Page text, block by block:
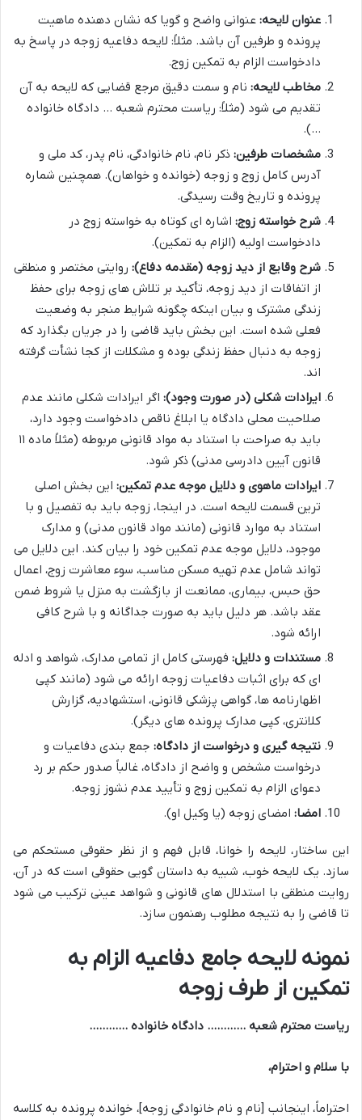
عنوان لایحه: عنوانی واضح و گویا که نشان دهنده ماهیت
پرونده و طرفین آن باشد. مثلاً: لایحه دفاعیه زوجه در پاسخ به
دادخواست الزام به تمکین زوج.
مخاطب لایحه: نام و سمت دقیق مرجع قضایی که لایحه به آن
تقدیم می شود (مثلاً: ریاست محترم شعبه … دادگاه خانواده
…).
مشخصات طرفین: ذکر نام، نام خانوادگی، نام پدر، کد ملی و
آدرس کامل زوج و زوجه (خوانده و خواهان). همچنین شماره
پرونده و تاریخ وقت رسیدگی.
شرح خواسته زوج: اشاره ای کوتاه به خواسته زوج در
دادخواست اولیه (الزام به تمکین).
شرح وقایع از دید زوجه (مقدمه دفاع): روایتی مختصر و منطقی
از اتفاقات از دید زوجه، تأکید بر تلاش های زوجه برای حفظ
زندگی مشترک و بیان اینکه چگونه شرایط منجر به وضعیت
فعلی شده است. این بخش باید قاضی را در جریان بگذارد که
زوجه به دنبال حفظ زندگی بوده و مشکلات از کجا نشأت گرفته
اند.
ایرادات شکلی (در صورت وجود): اگر ایرادات شکلی مانند عدم
صلاحیت محلی دادگاه یا ابلاغ ناقص دادخواست وجود دارد،
باید به صراحت با استناد به مواد قانونی مربوطه (مثلاً ماده ۱۱
قانون آیین دادرسی مدنی) ذکر شود.
ایرادات ماهوی و دلایل موجه عدم تمکین: این بخش اصلی
ترین قسمت لایحه است. در اینجا، زوجه باید به تفصیل و با
استناد به موارد قانونی (مانند مواد قانون مدنی) و مدارک
موجود، دلایل موجه عدم تمکین خود را بیان کند. این دلایل می
تواند شامل عدم تهیه مسکن مناسب، سوء معاشرت زوج، اعمال
حق حبس، بیماری، ممانعت از بازگشت به منزل یا شروط ضمن
عقد باشد. هر دلیل باید به صورت جداگانه و با شرح کافی
ارائه شود.
مستندات و دلایل: فهرستی کامل از تمامی مدارک، شواهد و ادله
ای که برای اثبات دفاعیات زوجه ارائه می شود (مانند کپی
اظهارنامه ها، گواهی پزشکی قانونی، استشهادیه، گزارش
کلانتری، کپی مدارک پرونده های دیگر).
نتیجه گیری و درخواست از دادگاه: جمع بندی دفاعیات و
درخواست مشخص و واضح از دادگاه، غالباً صدور حکم بر رد
دعوای الزام به تمکین زوج و تأیید عدم نشوز زوجه.
امضا: امضای زوجه (یا وکیل او).
این ساختار، لایحه را خوانا، قابل فهم و از نظر حقوقی مستحکم می
سازد. یک لایحه خوب، شبیه به داستان گویی حقوقی است که در آن،
روایت منطقی با استدلال های قانونی و شواهد عینی ترکیب می شود
تا قاضی را به نتیجه مطلوب رهنمون سازد.
نمونه لایحه جامع دفاعیه الزام به
تمکین از طرف زوجه
ریاست محترم شعبه ………… دادگاه خانواده …………
با سلام و احترام،
احتراماً، اینجانب [نام و نام خانوادگی زوجه]، خوانده پرونده به کلاسه